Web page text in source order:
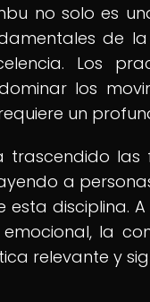
no solo es
de
Los
los
un
trascendido
a
esta disciplina.
la
relevante y